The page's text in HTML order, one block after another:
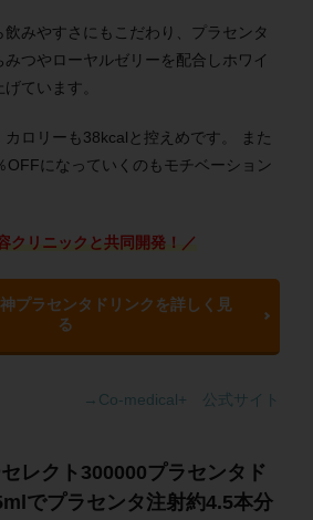
みやすさにもこだわり、プラセンタ
つやローヤルゼリーを配合しホワイ
ています。
カロリーも38kcalと控えめです。 また
OFFになっていくのもモチベーション
クリニックと共同開発！／
プラセンタドリンクを詳しく見
る
→Co-medical+ 公式サイト
レクト300000プラセンタド
でプラセンタ注射約4.5本分